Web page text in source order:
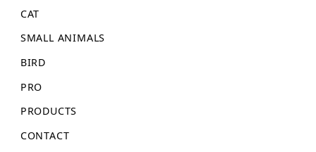
CAT
SMALL ANIMALS
BIRD
PRO
PRODUCTS
CONTACT